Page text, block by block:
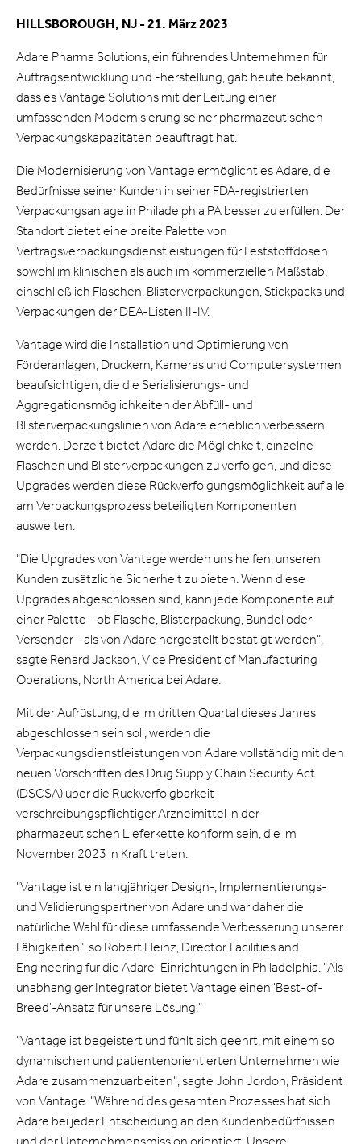
HILLSBOROUGH, NJ - 21. März 2023
Adare Pharma Solutions, ein führendes Unternehmen für
Auftragsentwicklung und -herstellung, gab heute bekannt,
dass es Vantage Solutions mit der Leitung einer
umfassenden Modernisierung seiner pharmazeutischen
Verpackungskapazitäten beauftragt hat.
Die Modernisierung von Vantage ermöglicht es Adare, die
Bedürfnisse seiner Kunden in seiner FDA-registrierten
Verpackungsanlage in Philadelphia PA besser zu erfüllen. Der
Standort bietet eine breite Palette von
Vertragsverpackungsdienstleistungen für Feststoffdosen
sowohl im klinischen als auch im kommerziellen Maßstab,
einschließlich Flaschen, Blisterverpackungen, Stickpacks und
Verpackungen der DEA-Listen II-IV.
Vantage wird die Installation und Optimierung von
Förderanlagen, Druckern, Kameras und Computersystemen
beaufsichtigen, die die Serialisierungs- und
Aggregationsmöglichkeiten der Abfüll- und
Blisterverpackungslinien von Adare erheblich verbessern
werden. Derzeit bietet Adare die Möglichkeit, einzelne
Flaschen und Blisterverpackungen zu verfolgen, und diese
Upgrades werden diese Rückverfolgungsmöglichkeit auf alle
am Verpackungsprozess beteiligten Komponenten
ausweiten.
"Die Upgrades von Vantage werden uns helfen, unseren
Kunden zusätzliche Sicherheit zu bieten. Wenn diese
Upgrades abgeschlossen sind, kann jede Komponente auf
einer Palette - ob Flasche, Blisterpackung, Bündel oder
Versender - als von Adare hergestellt bestätigt werden",
sagte Renard Jackson, Vice President of Manufacturing
Operations, North America bei Adare.
Mit der Aufrüstung, die im dritten Quartal dieses Jahres
abgeschlossen sein soll, werden die
Verpackungsdienstleistungen von Adare vollständig mit den
neuen Vorschriften des Drug Supply Chain Security Act
(DSCSA) über die Rückverfolgbarkeit
verschreibungspflichtiger Arzneimittel in der
pharmazeutischen Lieferkette konform sein, die im
November 2023 in Kraft treten.
"Vantage ist ein langjähriger Design-, Implementierungs-
und Validierungspartner von Adare und war daher die
natürliche Wahl für diese umfassende Verbesserung unserer
Fähigkeiten", so Robert Heinz, Director, Facilities and
Engineering für die Adare-Einrichtungen in Philadelphia. "Als
unabhängiger Integrator bietet Vantage einen 'Best-of-
Breed'-Ansatz für unsere Lösung."
"Vantage ist begeistert und fühlt sich geehrt, mit einem so
dynamischen und patientenorientierten Unternehmen wie
Adare zusammenzuarbeiten", sagte John Jordon, Präsident
von Vantage. "Während des gesamten Prozesses hat sich
Adare bei jeder Entscheidung an den Kundenbedürfnissen